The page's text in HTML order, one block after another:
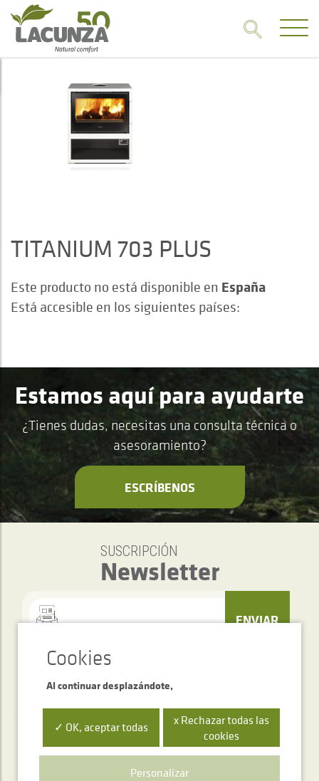
TITANIUM 703 PLUS
Este producto no está disponible en España
Está accesible en los siguientes países:
Estamos aquí para ayudarte
¿Tienes dudas, necesitas una consulta técnica o
asesoramiento?
ESCRÍBENOS
SUSCRIPCIÓN
Newsletter
ENVIAR
Servicio de atención telefónica
+34 948 563 511
Al continuar desplazándote,
✓ OK, aceptar todas
x Rechazar todas las
cookies
Personalizar